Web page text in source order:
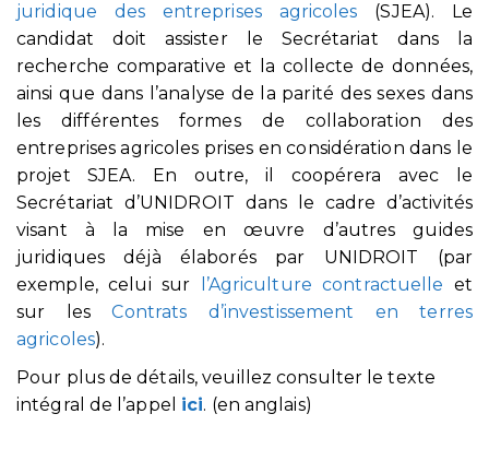
juridique des entreprises agricoles (SJEA). Le
candidat doit assister le Secrétariat dans la
recherche comparative et la collecte de données,
ainsi que dans l’analyse de la parité des sexes dans
les différentes formes de collaboration des
entreprises agricoles prises en considération dans le
projet SJEA. En outre, il coopérera avec le
Secrétariat d’UNIDROIT dans le cadre d’activités
visant à la mise en œuvre d’autres guides
juridiques déjà élaborés par UNIDROIT (par
exemple, celui sur
l’Agriculture contractuelle et
sur lesContrats d’investissement en terres
agricoles).
Pour plus de détails, veuillez consulter le texte
intégral de l’appel ici. (en anglais)